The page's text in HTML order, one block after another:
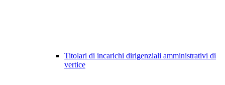
Titolari di incarichi dirigenziali amministrativi di
vertice